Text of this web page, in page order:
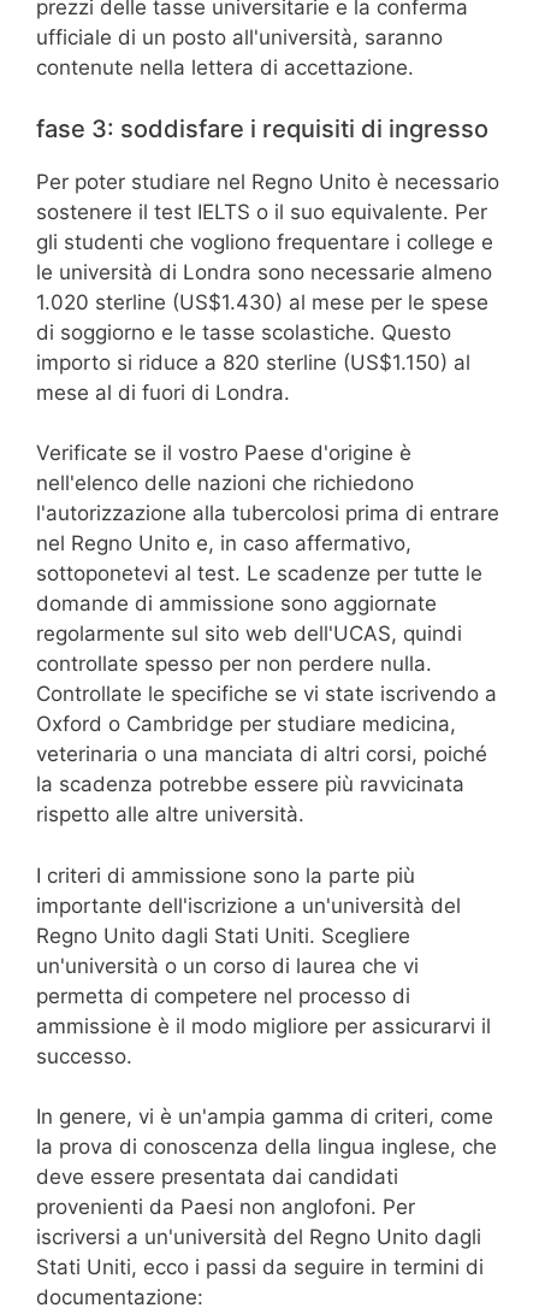
prezzi delle tasse universitarie e la conferma
ufficiale di un posto all'università, saranno
contenute nella lettera di accettazione.
fase 3: soddisfare i requisiti di ingresso
Per poter studiare nel Regno Unito è necessario
sostenere il test IELTS o il suo equivalente. Per
gli studenti che vogliono frequentare i college e
le università di Londra sono necessarie almeno
1.020 sterline (US$1.430) al mese per le spese
di soggiorno e le tasse scolastiche. Questo
importo si riduce a 820 sterline (US$1.150) al
mese al di fuori di Londra.
Verificate se il vostro Paese d'origine è
nell'elenco delle nazioni che richiedono
l'autorizzazione alla tubercolosi prima di entrare
nel Regno Unito e, in caso affermativo,
sottoponetevi al test. Le scadenze per tutte le
domande di ammissione sono aggiornate
regolarmente sul sito web dell'UCAS, quindi
controllate spesso per non perdere nulla.
Controllate le specifiche se vi state iscrivendo a
Oxford o Cambridge per studiare medicina,
veterinaria o una manciata di altri corsi, poiché
la scadenza potrebbe essere più ravvicinata
rispetto alle altre università.
I criteri di ammissione sono la parte più
importante dell'iscrizione a un'università del
Regno Unito dagli Stati Uniti. Scegliere
un'università o un corso di laurea che vi
permetta di competere nel processo di
ammissione è il modo migliore per assicurarvi il
successo.
In genere, vi è un'ampia gamma di criteri, come
la prova di conoscenza della lingua inglese, che
deve essere presentata dai candidati
provenienti da Paesi non anglofoni. Per
iscriversi a un'università del Regno Unito dagli
Stati Uniti, ecco i passi da seguire in termini di
documentazione: